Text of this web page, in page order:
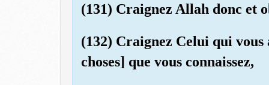
(131) Craignez Allah donc et
(132) Craignez Celui qui vous
choses] que vous connaissez,